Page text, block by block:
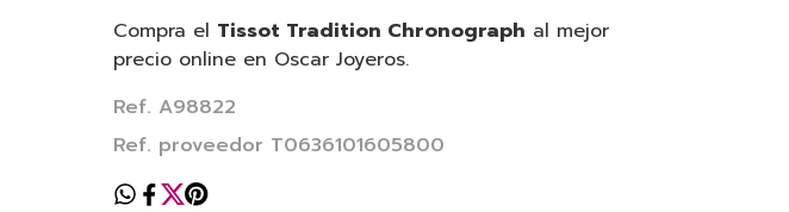
Compra el Tissot Tradition Chronograph al mejor
precio online en Oscar Joyeros.
Ref. A98822
Ref. proveedor T0636101605800